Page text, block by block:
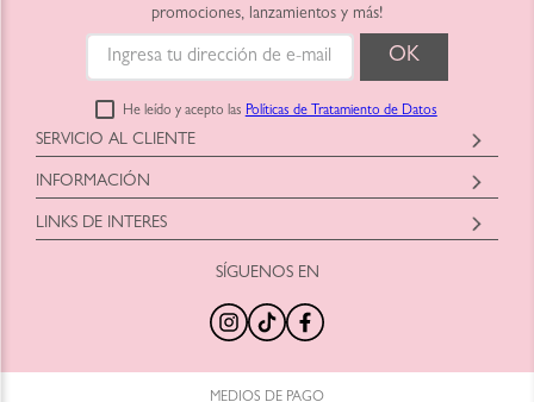
promociones, lanzamientos y más!
He leído y acepto las Políticas de Tratamiento de Datos
SERVICIO AL CLIENTE
Horario: Lunes a Viernes
9:00am a 6:00pm
shop@blush-bar.com
INFORMACIÓN
Blush-Bar SAS
Correo:shop@blush-bar.com
LINKS DE INTERES
Marcas Cruelty Free
Retira en Tienda
Productos Nuevos
Programa de Reciclaje
SÍGUENOS EN
MEDIOS DE PAGO